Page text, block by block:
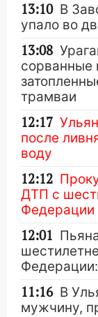
13:10 В
упало во
13:08
сорванные
трамваи
12:17
после
воду
12:12
ДТП с
Федерации
12:01
11:16 В
мужчину,